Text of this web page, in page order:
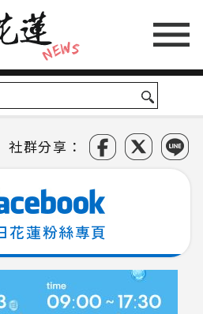
社群分享：
花蓮粉絲專頁